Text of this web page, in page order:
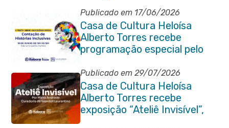
Publicado em 17/06/2026
Casa de Cultura Heloísa
Alberto Torres recebe
programação especial pelo
Publicado em 29/07/2026
Casa de Cultura Heloísa
Alberto Torres recebe
exposição “Ateliê Invisível”,
da artista Maíra Andrade